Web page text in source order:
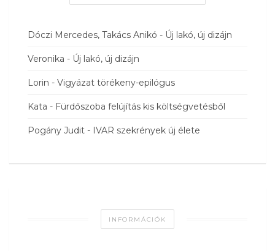
Dóczi Mercedes, Takács Anikó - Új lakó, új dizájn
Veronika - Új lakó, új dizájn
Lorin - Vigyázat törékeny-epilógus
Kata - Fürdőszoba felújítás kis költségvetésből
Pogány Judit - IVAR szekrények új élete
INFORMÁCIÓK